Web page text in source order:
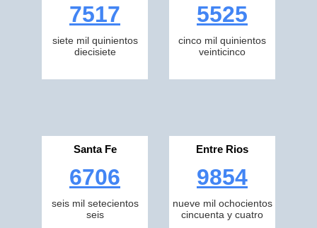
7517
siete mil quinientos
diecisiete
5525
cinco mil quinientos
veinticinco
Santa Fe
6706
seis mil setecientos
seis
Entre Rios
9854
nueve mil ochocientos
cincuenta y cuatro